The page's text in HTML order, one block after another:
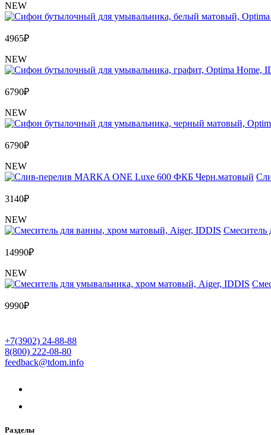
NEW
4965₽
NEW
6790₽
NEW
6790₽
NEW
3140₽
NEW
14990₽
NEW
9990₽
+7(3902) 24-88-88
8(800) 222-08-80
feedback@tdom.info
Разделы